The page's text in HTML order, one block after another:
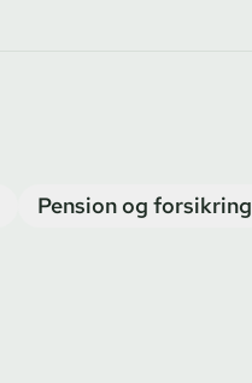
Pension og forsikring